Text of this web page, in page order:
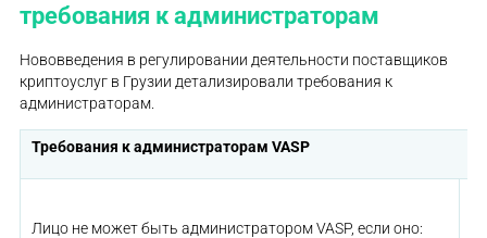
требования к администраторам
Нововведения в регулировании деятельности поставщиков
криптоуслуг в Грузии детализировали требования к
администраторам.
Требования к администраторам VASP
Лицо не может быть администратором VASP, если оно: